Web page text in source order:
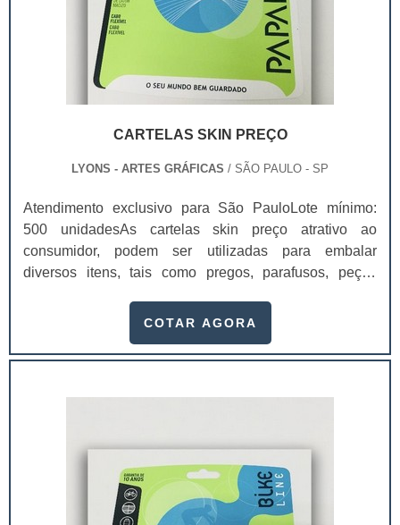
CARTELAS SKIN PREÇO
LYONS - ARTES GRÁFICAS / SÃO PAULO - SP
Atendimento exclusivo para São PauloLote mínimo:
500 unidadesAs cartelas skin preço atrativo ao
consumidor, podem ser utilizadas para embalar
diversos itens, tais como pregos, parafusos, peças
domésticas de baixo custo, velas de aniversário,
de cartela pode ser produzido em diferentes materiais:
COTAR AGORA